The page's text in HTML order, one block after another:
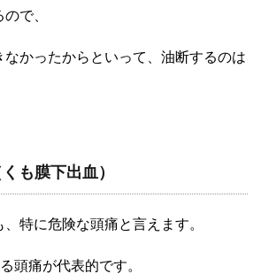
で、
かったからといって、油断するのは
も膜下出血）
特に危険な頭痛と言えます。
頭痛が代表的です。